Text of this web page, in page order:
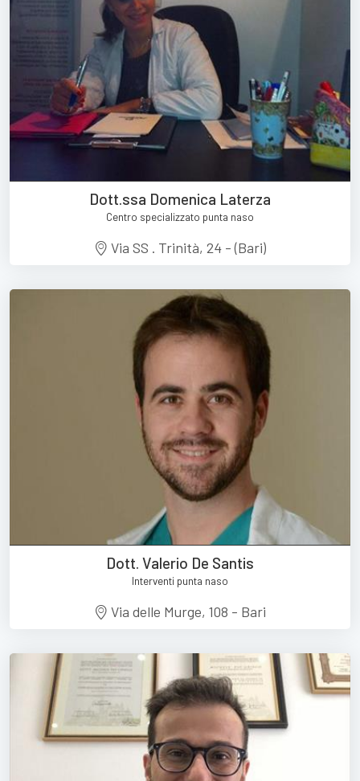
Dott.ssa Domenica Laterza
Centro specializzato punta naso
Via SS . Trinità, 24 - (Bari)
Dott. Valerio De Santis
Interventi punta naso
Via delle Murge, 108 - Bari